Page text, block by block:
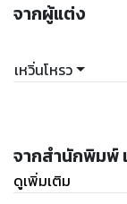
เมื่อนางร้าย...คอย
ส่วนตัวอิจฉากับน
ของนาง
เพียงเพราะ...
จากผู้แต่ง
เหวิ่นโหรว
จากสำนักพิมพ์
ดูเพิ่มเติม